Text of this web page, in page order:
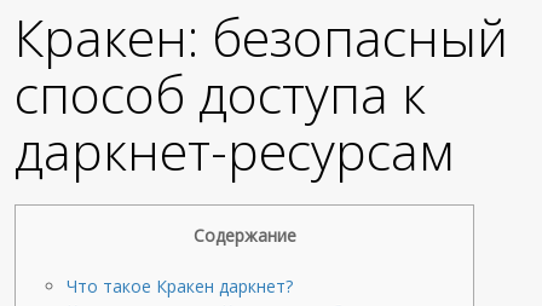
Кракен: безопасный
способ доступа к
даркнет-ресурсам
Содержание
Что такое Кракен даркнет?